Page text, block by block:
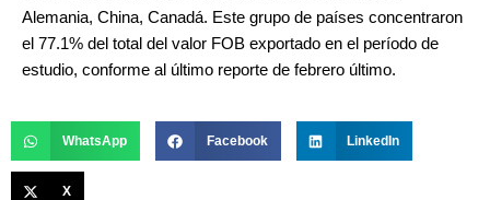
Alemania, China, Canadá. Este grupo de países concentraron
el 77.1% del total del valor FOB exportado en el período de
estudio, conforme al último reporte de febrero último.
WhatsApp Facebook LinkedIn
X